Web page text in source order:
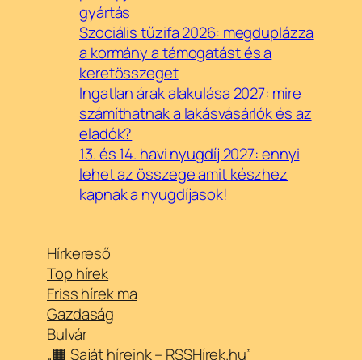
gyártás
Szociális tűzifa 2026: megduplázza
a kormány a támogatást és a
keretösszeget
Ingatlan árak alakulása 2027: mire
számíthatnak a lakásvásárlók és az
eladók?
13. és 14. havi nyugdíj 2027: ennyi
lehet az összege amit készhez
kapnak a nyugdíjasok!
Hírkereső
Top hírek
Friss hírek ma
Gazdaság
Bulvár
„🟧 Saját híreink – RSSHírek.hu”